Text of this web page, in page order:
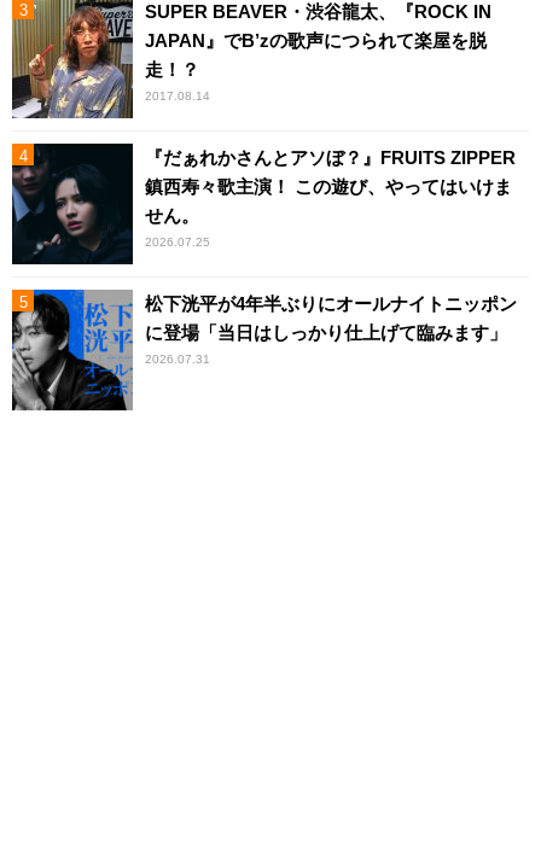
SUPER BEAVER・渋谷龍太、『ROCK IN
JAPAN』でB’zの歌声につられて楽屋を脱
走！？
2017.08.14
『だぁれかさんとアソぼ？』FRUITS ZIPPER
鎮西寿々歌主演！ この遊び、やってはいけま
せん。
2026.07.25
松下洸平が4年半ぶりにオールナイトニッポン
に登場「当日はしっかり仕上げて臨みます」
2026.07.31